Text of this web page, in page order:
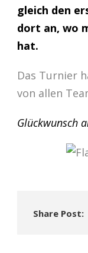
gleich den
dort an, wo
hat.
Das Turnier
von allen
Glückwunsch
Share Post: